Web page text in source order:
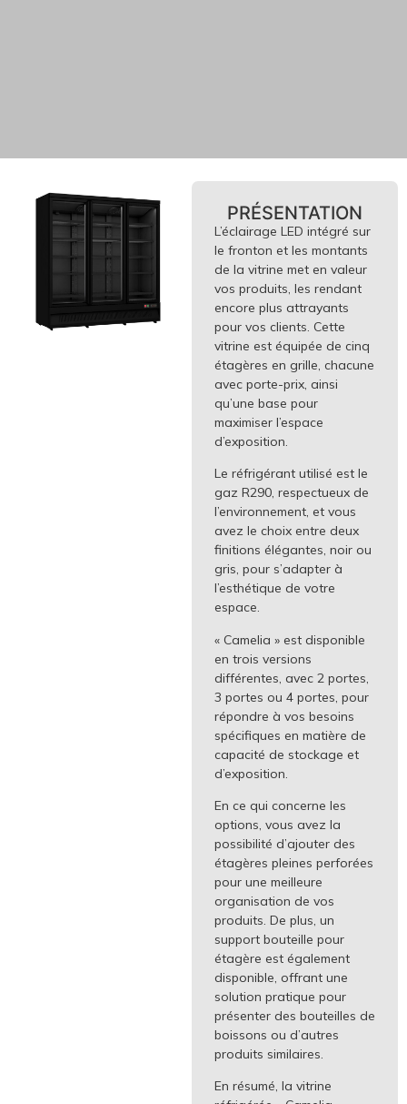
PRÉSENTATION
L’éclairage LED intégré sur
le fronton et les montants
de la vitrine met en valeur
vos produits, les rendant
encore plus attrayants
pour vos clients. Cette
vitrine est équipée de cinq
étagères en grille, chacune
avec porte-prix, ainsi
qu’une base pour
maximiser l’espace
d’exposition.
Le réfrigérant utilisé est le
gaz R290, respectueux de
l’environnement, et vous
avez le choix entre deux
finitions élégantes, noir ou
gris, pour s’adapter à
l’esthétique de votre
espace.
« Camelia » est disponible
en trois versions
différentes, avec 2 portes,
3 portes ou 4 portes, pour
répondre à vos besoins
spécifiques en matière de
capacité de stockage et
d’exposition.
En ce qui concerne les
options, vous avez la
possibilité d’ajouter des
étagères pleines perforées
pour une meilleure
organisation de vos
produits. De plus, un
support bouteille pour
étagère est également
disponible, offrant une
solution pratique pour
présenter des bouteilles de
boissons ou d’autres
produits similaires.
En résumé, la vitrine